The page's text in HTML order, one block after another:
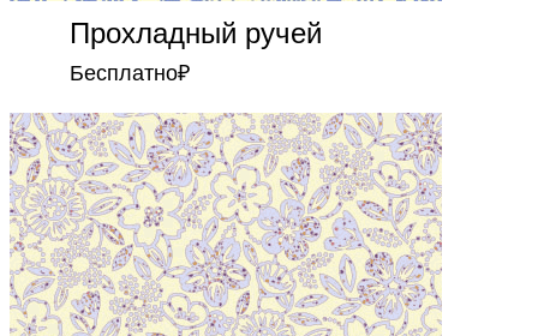
Прохладный ручей
Бесплатно₽